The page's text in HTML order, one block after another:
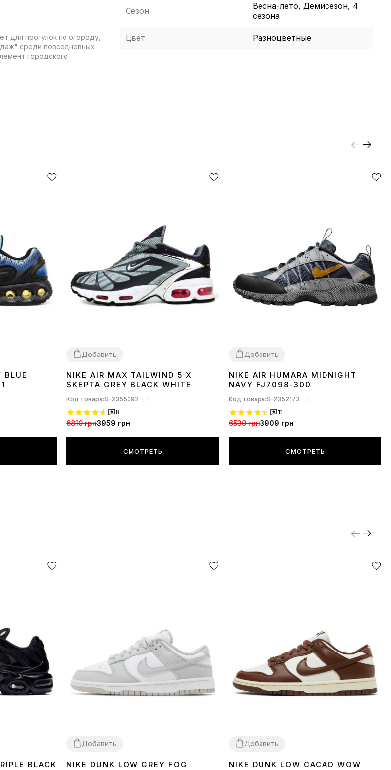
для прогулок по огороду,
среди повседневных
городского
Сезон
Весна-лето, Демисезон, 4
сезона
Цвет Разноцветные
BLUE
Добавить
4142 4344 45
NIKE AIR MAX TAILWIND 5 X
SKEPTA GREY BLACK WHITE
Код товара:S-2355392
8
6810 грн3959 грн
СМОТРЕТЬ
Добавить
4041
NIKE AIR HUMARA MIDNIGHT
NAVY FJ7098-300
Код товара:S-2352173
11
6530 грн3909 грн
СМОТРЕТЬ
BLACK
Добавить
3637 383940 414243 44 45
NIKE DUNK LOW GREY FOG
Добавить
3637 383940 414243 4445
NIKE DUNK LOW CACAO WOW